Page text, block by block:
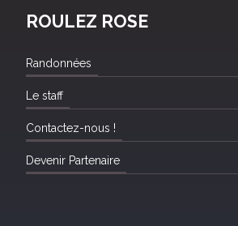
ROULEZ ROSE
Randonnées
Le staff
Contactez-nous !
Devenir Partenaire